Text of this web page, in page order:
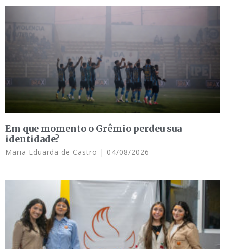
Em que momento o Grêmio perdeu sua
identidade?
Maria Eduarda de Castro 04/08/2026